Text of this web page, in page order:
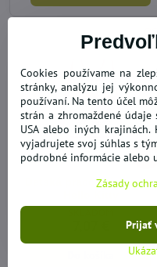
Detská pracovná zástera
Cookies používame na
stránky, analýzu jej
používaní. Na tento účel
strán a zhromaždené
USA alebo iných
vyjadrujete svoj súhlas s
podrobné informácie alebo
Zásady
Prijať